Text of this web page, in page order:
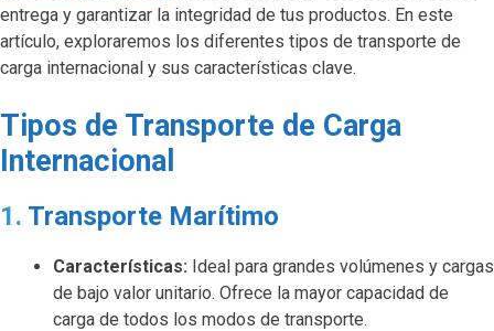
entrega y garantizar la integridad de tus productos. En este
artículo, exploraremos los diferentes tipos de transporte de
carga internacional y sus características clave.
Tipos de Transporte de Carga
Internacional
1. Transporte Marítimo
Características: Ideal para grandes volúmenes y cargas
de bajo valor unitario. Ofrece la mayor capacidad de
carga de todos los modos de transporte.